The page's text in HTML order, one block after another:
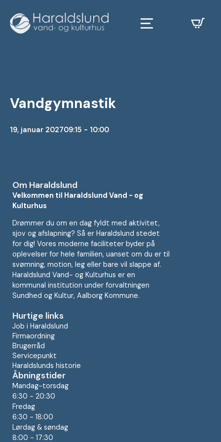
Vandgymnastik
19, januar 202709:15 - 10:00
Om Haraldslund
Velkommen til Haraldslund Vand - og
Kulturhus
Drømmer du om en dag fyldt med aktivitet,
sjov og afslapning? Så er Haraldslund stedet
for dig! Vores moderne faciliteter byder på
oplevelser for hele familien, uanset om du er til
svømning, motion, leg eller bare vil slappe af.
Haraldslund Vand- og Kulturhus er en
kommunal institution under forvaltningen
Sundhed og Kultur, Aalborg Kommune.
Hurtige links
Job i Haraldslund
Firmaordning
Brugerråd
Servicepunkt
Haraldslunds historie
Åbningstider
Mandag-torsdag
6:30 - 20:30
Fredag
6:30 - 18:00
Lørdag & søndag
8:00 - 17:30